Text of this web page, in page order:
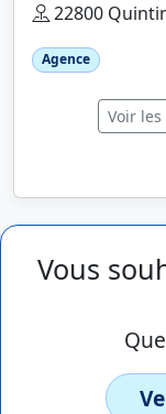
22800
Agence
Voir
Vous